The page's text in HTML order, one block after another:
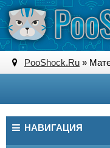
PooShock.Ru »
НАВИГАЦИЯ